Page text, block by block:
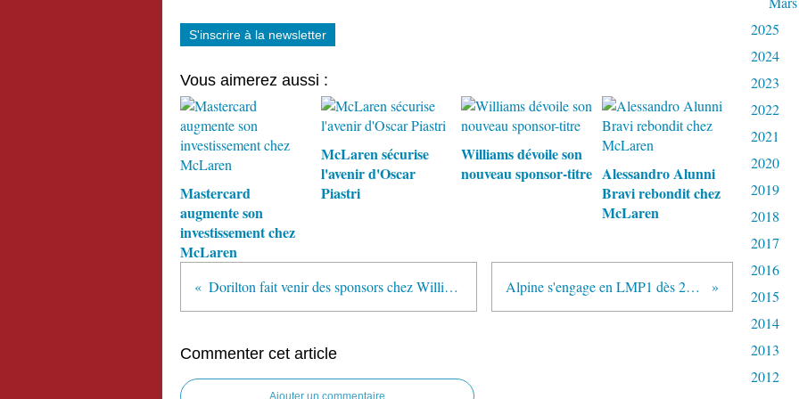
S'inscrire à la newsletter
Vous aimerez aussi :
Mastercard
augmente son
investissement chez
McLaren
McLaren sécurise
l'avenir d'Oscar
Piastri
Williams dévoile son
nouveau sponsor-titre Alessandro Alunni
Bravi rebondit chez
McLaren
Dorilton fait venir des sponsors chez Williams Alpine s'engage en LMP1 dès 2021
Commenter cet article
Ajouter un commentaire
2025
2024
2023
2022
2021
2020
2019
2018
2017
2016
2015
2014
2013
2012